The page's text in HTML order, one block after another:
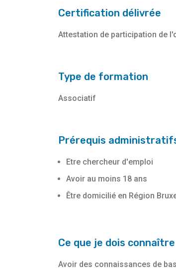
Certification délivrée
Attestation de participation de
Type de formation
Associatif
Prérequis
Etre chercheur d'emploi
Avoir au moins 18 ans
Être domicilié en Région
Ce que je dois connaître
Avoir des connaissances de